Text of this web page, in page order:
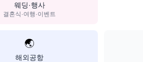
웨딩·행사
결혼식·여행·이벤트
🌏
해외공항